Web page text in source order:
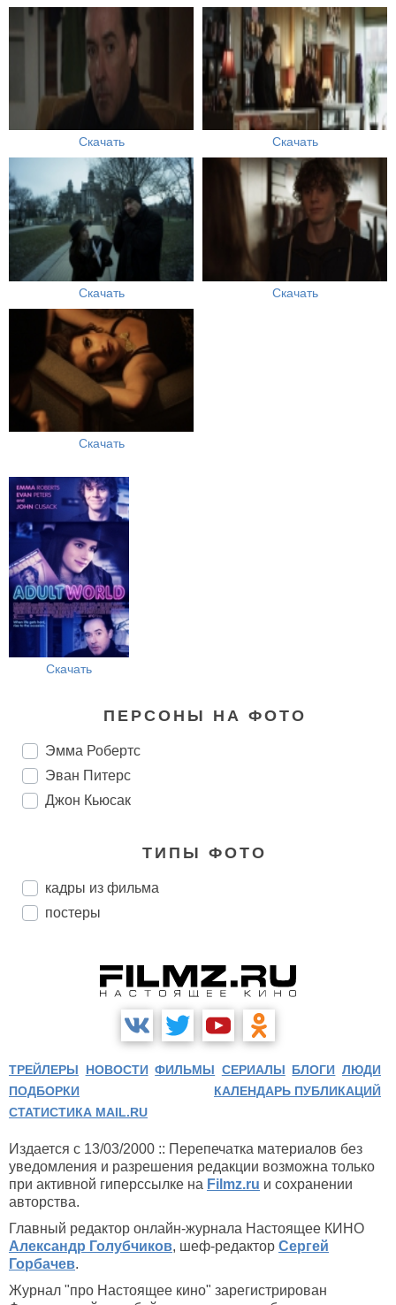
Скачать Скачать
Скачать Скачать
Скачать
Скачать
ПЕРСОНЫ НА ФОТО
Эмма Робертс
Эван Питерс
Джон Кьюсак
ТИПЫ ФОТО
кадры из фильма
постеры
ТРЕЙЛЕРЫ НОВОСТИ ФИЛЬМЫ СЕРИАЛЫ БЛОГИ ЛЮДИ
ПОДБОРКИ
КАЛЕНДАРЬ ПУБЛИКАЦИЙ
СТАТИСТИКА MAIL.RU
Издается с 13/03/2000 :: Перепечатка материалов без
уведомления и разрешения редакции возможна только
при активной гиперссылке на Filmz.ru и сохранении
авторства.
Главный редактор онлайн-журнала Настоящее КИНО
Александр Голубчиков, шеф-редактор Сергей
Горбачев.
Журнал "про Настоящее кино" зарегистрирован